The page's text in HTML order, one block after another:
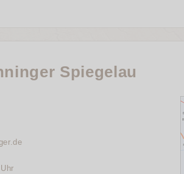
Spiegelau